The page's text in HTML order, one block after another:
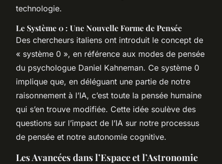
technologie.
Le Système 0 : Une Nouvelle Forme de Pensée
Des chercheurs italiens ont introduit le concept de
« système 0 », en référence aux modes de pensée
du psychologue Daniel Kahneman. Ce système 0
implique que, en déléguant une partie de notre
raisonnement à l’IA, c’est toute la pensée humaine
qui s’en trouve modifiée. Cette idée soulève des
questions sur l’impact de l’IA sur notre processus
de pensée et notre autonomie cognitive.
Les Avancées dans l’Espace et l’Astronomie